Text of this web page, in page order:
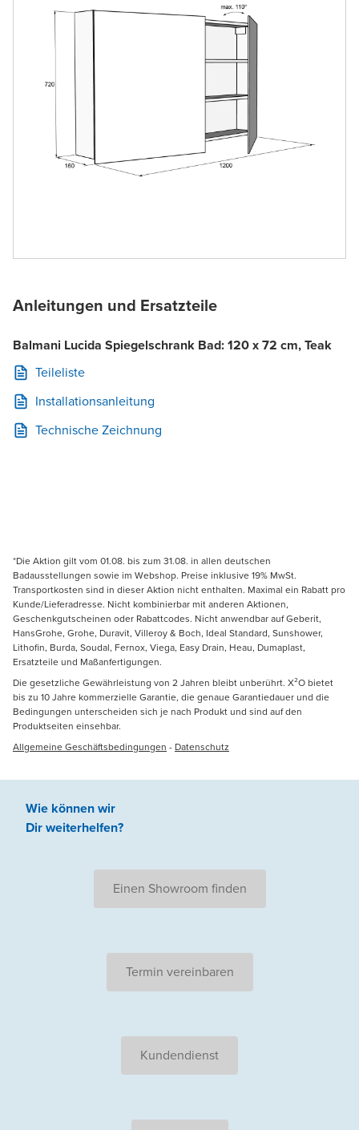
Anleitungen und Ersatzteile
Balmani Lucida Spiegelschrank Bad: 120 x 72 cm, Teak
Teileliste
Installationsanleitung
Technische Zeichnung
*Die Aktion gilt vom 01.08. bis zum 31.08. in allen deutschen
Badausstellungen sowie im Webshop. Preise inklusive 19% MwSt.
Transportkosten sind in dieser Aktion nicht enthalten. Maximal ein Rabatt pro
Kunde/Lieferadresse. Nicht kombinierbar mit anderen Aktionen,
Geschenkgutscheinen oder Rabattcodes. Nicht anwendbar auf Geberit,
HansGrohe, Grohe, Duravit, Villeroy & Boch, Ideal Standard, Sunshower,
Lithofin, Burda, Soudal, Fernox, Viega, Easy Drain, Heau, Dumaplast,
Ersatzteile und Maßanfertigungen.
Die gesetzliche Gewährleistung von 2 Jahren bleibt unberührt. X²O bietet
bis zu 10 Jahre kommerzielle Garantie, die genaue Garantiedauer und die
Bedingungen unterscheiden sich je nach Produkt und sind auf den
Produktseiten einsehbar.
Allgemeine Geschäftsbedingungen - Datenschutz
Wie können wir
Dir weiterhelfen?
Einen Showroom finden
Termin vereinbaren
Kundendienst